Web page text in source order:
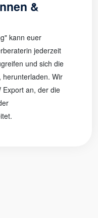
&
kann euer
jederzeit
und sich die
herunterladen. Wir
Export an, der die